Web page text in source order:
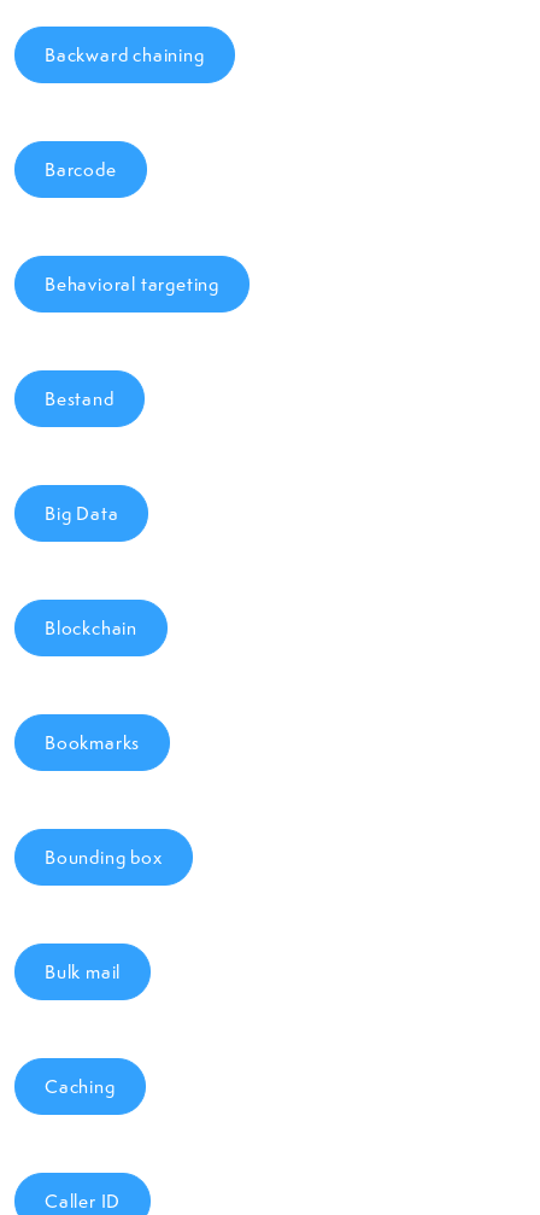
Backward chaining
Barcode
Behavioral targeting
Bestand
Big Data
Blockchain
Bookmarks
Bounding box
Bulk mail
Caching
Caller ID